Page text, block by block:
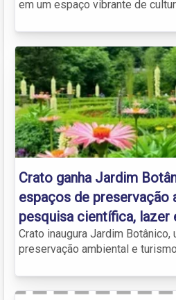
em um espaço vibrante de
Crato ganha Jardim
espaços de preservação
pesquisa científica, lazer
Crato inaugura Jardim Botânico,
preservação ambiental e